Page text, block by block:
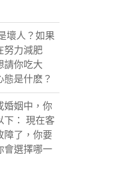
壞人？如果
努力減肥
請你吃大
態是什麽？
婚姻中，你
下： 現在客
障了，你要
會選擇哪一